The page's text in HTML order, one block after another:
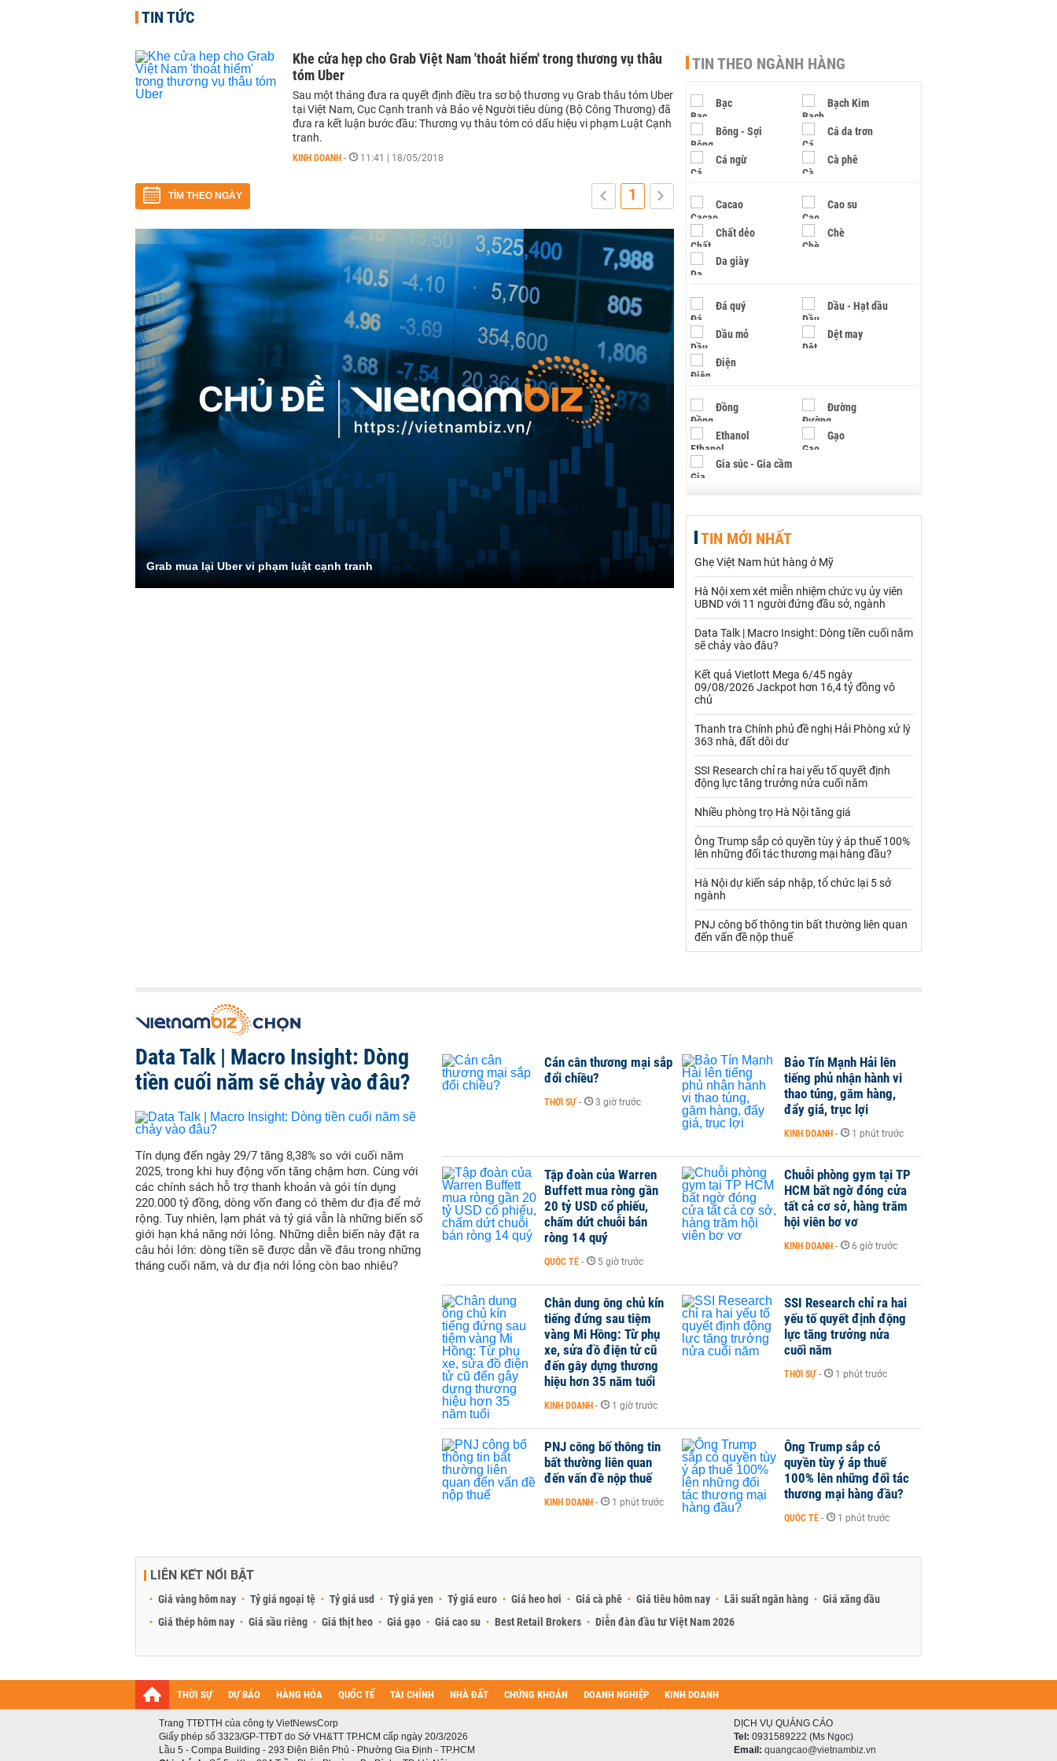
TIN TỨC
Khe cửa hẹp cho Grab Việt Nam 'thoát hiểm' trong thương vụ thâu
tóm Uber
Sau một tháng đưa ra quyết định điều tra sơ bộ thương vụ Grab thâu tóm Uber
tại Việt Nam, Cục Cạnh tranh và Bảo vệ Người tiêu dùng (Bộ Công Thương) đã
đưa ra kết luận bước đầu: Thương vụ thâu tóm có dấu hiệu vi phạm Luật Cạnh
tranh.
KINH DOANH - 11:41 | 18/05/2018
TÌM THEO NGÀY 1
Grab mua lại Uber vi phạm luật cạnh tranh
TIN THEO NGÀNH HÀNG
Bạc Bạch Kim
Bông - Sợi Cá da trơn
Cá ngừ Cà phê
Cacao Cao su
Chất dẻo Chè
Da giày
Đá quý Dầu - Hạt dầu
Dầu mỏ Dệt may
Điện
Đồng Đường
Ethanol Gạo
Gia súc - Gia cầm
Hạt điều
Khí đốt
Kim loại khác Mắc ca
Muối Ngũ cốc
Nhựa - Hạt nhựa
Palladium Phân bón
Rau - Củ -Quả
Sữa
Than Thức ăn chăn nuôi
Thủy hải sản khác Tôm
Vàng
VLXD khác Xăng dầu
Xi măng - Clynker
TIN MỚI NHẤT
Ghẹ Việt Nam hút hàng ở Mỹ
Hà Nội xem xét miễn nhiệm chức vụ ủy viên
UBND với 11 người đứng đầu sở, ngành
Data Talk | Macro Insight: Dòng tiền cuối năm
sẽ chảy vào đâu?
Kết quả Vietlott Mega 6/45 ngày
09/08/2026 Jackpot hơn 16,4 tỷ đồng vô
chủ
Thanh tra Chính phủ đề nghị Hải Phòng xử lý
363 nhà, đất dôi dư
SSI Research chỉ ra hai yếu tố quyết định
động lực tăng trưởng nửa cuối năm
Nhiều phòng trọ Hà Nội tăng giá
Ông Trump sắp có quyền tùy ý áp thuế 100%
lên những đối tác thương mại hàng đầu?
Hà Nội dự kiến sáp nhập, tổ chức lại 5 sở
ngành
PNJ công bố thông tin bất thường liên quan
đến vấn đề nộp thuế
Data Talk | Macro Insight: Dòng
tiền cuối năm sẽ chảy vào đâu?
Tín dụng đến ngày 29/7 tăng 8,38% so với cuối năm
2025, trong khi huy động vốn tăng chậm hơn. Cùng với
các chính sách hỗ trợ thanh khoản và gói tín dụng
220.000 tỷ đồng, dòng vốn đang có thêm dư địa để mở
rộng. Tuy nhiên, lạm phát và tỷ giá vẫn là những biến số
giới hạn khả năng nới lỏng. Những diễn biến này đặt ra
câu hỏi lớn: dòng tiền sẽ được dẫn về đâu trong những
tháng cuối năm, và dư địa nới lỏng còn bao nhiêu?
Cán cân thương mại sắp
đổi chiều?
THỜI SỰ - 3 giờ trước
Bảo Tín Mạnh Hải lên
tiếng phủ nhận hành vi
thao túng, găm hàng,
đẩy giá, trục lợi
KINH DOANH - 1 phút trước
Tập đoàn của Warren
Buffett mua ròng gần
20 tỷ USD cổ phiếu,
chấm dứt chuỗi bán
ròng 14 quý
QUỐC TẾ - 5 giờ trước
Chuỗi phòng gym tại TP
HCM bất ngờ đóng cửa
tất cả cơ sở, hàng trăm
hội viên bơ vơ
KINH DOANH - 6 giờ trước
Chân dung ông chủ kín
tiếng đứng sau tiệm
vàng Mi Hồng: Từ phụ
xe, sửa đồ điện tử cũ
đến gây dựng thương
hiệu hơn 35 năm tuổi
KINH DOANH - 1 giờ trước
SSI Research chỉ ra hai
yếu tố quyết định động
lực tăng trưởng nửa
cuối năm
THỜI SỰ - 1 phút trước
PNJ công bố thông tin
bất thường liên quan
đến vấn đề nộp thuế
KINH DOANH - 1 phút trước
Ông Trump sắp có
quyền tùy ý áp thuế
100% lên những đối tác
thương mại hàng đầu?
QUỐC TẾ - 1 phút trước
LIÊN KẾT NỔI BẬT
Giá vàng hôm nay Tỷ giá ngoại tệ Tỷ giá usd Tỷ giá yen Tỷ giá euro Giá heo hơi Giá cà phê Giá tiêu hôm nay Lãi suất ngân hàng
Giá xăng dầu
Giá thép hôm nay
Giá sầu riêng Giá thịt heo Giá gạo Giá cao su Best Retail Brokers Diễn đàn đầu tư Việt Nam 2026
THỜI SỰ DỰ BÁO HÀNG HÓA QUỐC TẾ TÀI CHÍNH NHÀ ĐẤT CHỨNG KHOÁN DOANH NGHIỆP KINH DOANH
Trang TTĐTTH của công ty VietNewsCorp
Giấy phép số 3323/GP-TTĐT do Sở VH&TT TP.HCM cấp ngày 20/3/2026
Lầu 5 - Compa Building - 293 Điện Biên Phủ - Phường Gia Định - TP.HCM
DỊCH VỤ QUẢNG CÁO
Tel: 0931589222 (Ms Ngọc)
Email: quangcao@vietnambiz.vn